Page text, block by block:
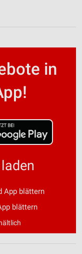
in
App blättern
blättern